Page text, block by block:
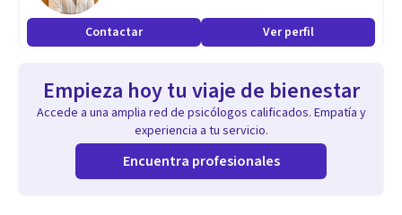
experiencia traumática. Mi enfoque es holístico trabajando
de acuerdo a las necesidades de la persona, con una especial
de la autoconciencia a través del arte y el proceso creativo.
Aptitudes
Arteterapia y arte psicoterapia, psicoterapeuta, psicología
Contactar Ver perfil
Empieza hoy tu viaje de bienestar
Accede a una amplia red de psicólogos calificados. Empatía y
experiencia a tu servicio.
Encuentra profesionales